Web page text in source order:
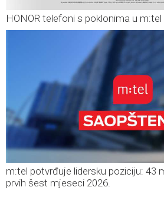
HONOR telefoni s poklonima u
m:tel potvrđuje lidersku poziciju: 43
prvih šest mjeseci 2026.